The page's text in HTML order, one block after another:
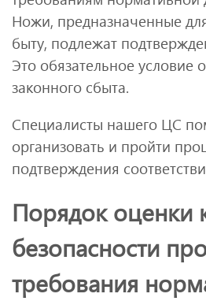
Ножи, предназначенные
быту, подлежат
Это обязательное условие
законного сбыта.
Специалисты нашего ЦС
организовать и пройти
подтверждения
Порядок оценки
безопасности
требования